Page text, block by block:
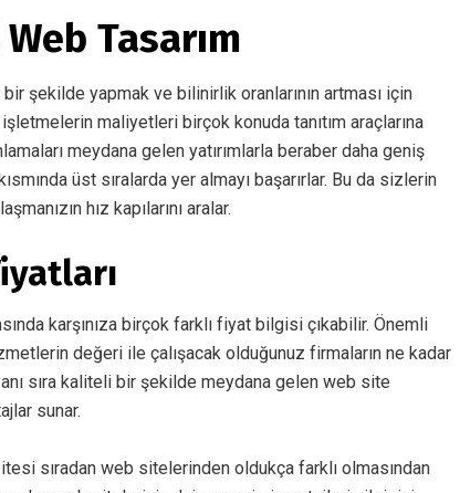
Tasarım
bir şekilde yapmak ve bilinirlik oranlarının artması için
işletmelerin maliyetleri birçok konuda tanıtım araçlarına
meydana gelen yatırımlarla beraber daha geniş
üst sıralarda yer almayı başarırlar. Bu da sizlerin
hız kapılarını aralar.
karşınıza birçok farklı fiyat bilgisi çıkabilir. Önemli
değeri ile çalışacak olduğunuz firmaların ne kadar
sıra kaliteli bir şekilde meydana gelen web site
sunar.
sıradan web sitelerinden oldukça farklı olmasından